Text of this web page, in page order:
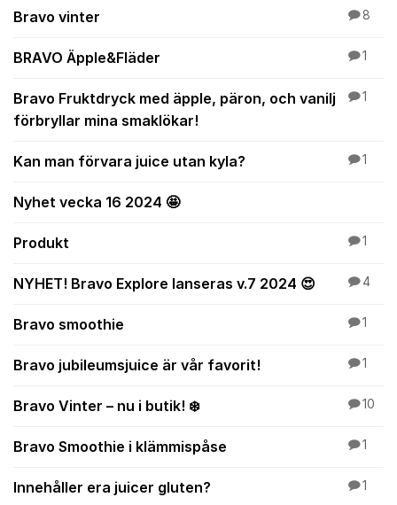
Bravo vinter 8
BRAVO Äpple&Fläder 1
Bravo Fruktdryck med äpple, päron, och vanilj
förbryllar mina smaklökar!
1
Kan man förvara juice utan kyla? 1
Nyhet vecka 16 2024 🤩
Produkt 1
NYHET! Bravo Explore lanseras v.7 2024 😍 4
Bravo smoothie 1
Bravo jubileumsjuice är vår favorit! 1
Bravo Vinter – nu i butik! ❄️ 10
Bravo Smoothie i klämmispåse 1
Innehåller era juicer gluten? 1